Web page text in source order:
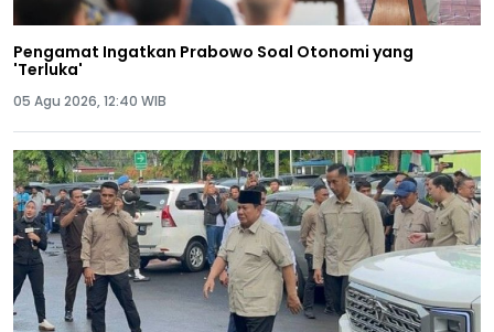
Pengamat Ingatkan Prabowo Soal Otonomi yang
'Terluka'
05 Agu 2026, 12:40 WIB